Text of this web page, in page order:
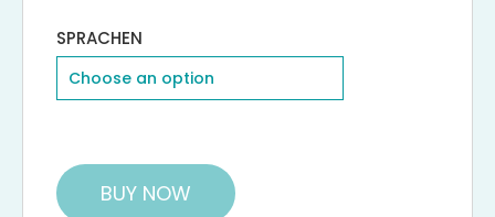
SPRACHEN
BUY NOW